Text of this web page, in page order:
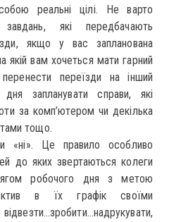
реальні цілі. Не варто
які передбачають
якщо у вас запланована
якій вам хочеться мати гарний
переїзди на інший
запланувати справи, які
за комп’ютером чи декілька
тощо.
«ні». Це правило особливо
до яких звертаються колеги
робочого дня з метою
в їх графік своїми